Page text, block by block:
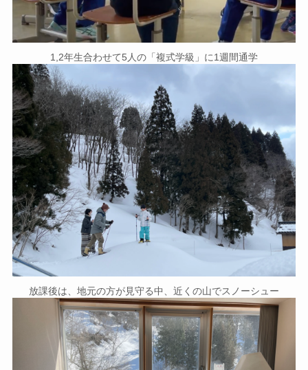
1,2年生合わせて5人の「複式学級」に1週間通学
放課後は、地元の方が見守る中、近くの山でスノーシュー